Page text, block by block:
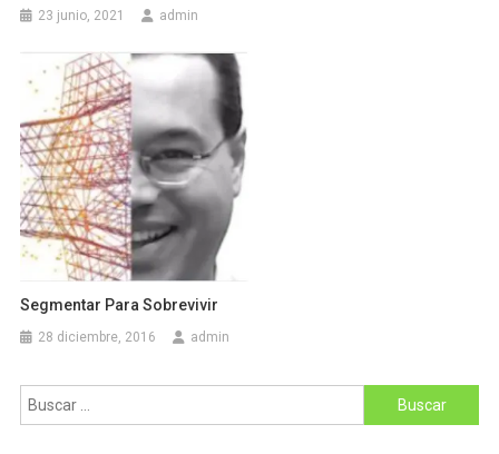
23 junio, 2021 admin
Segmentar Para Sobrevivir
28 diciembre, 2016 admin
Buscar: